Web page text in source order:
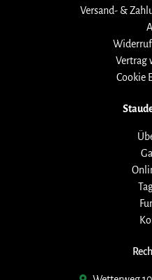
Versand- &
Vertrag
Cookie